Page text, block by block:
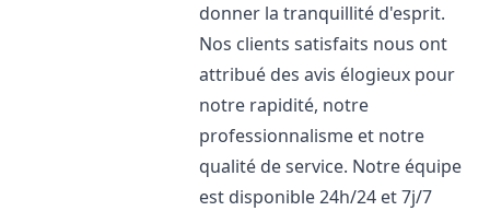
donner la tranquillité d'esprit.
Nos clients satisfaits nous ont
attribué des avis élogieux pour
notre rapidité, notre
professionnalisme et notre
qualité de service. Notre équipe
est disponible 24h/24 et 7j/7